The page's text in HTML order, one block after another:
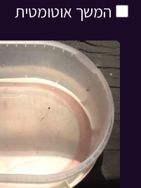
המשך אוטומטית